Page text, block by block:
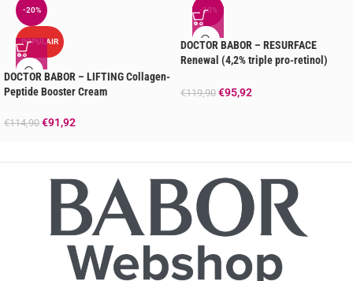
-20%
POPULAIR
DOCTOR BABOR – LIFTING Collagen-
Peptide Booster Cream
€114,90 €91,92
-20%
DOCTOR BABOR – RESURFACE
Renewal (4,2% triple pro-retinol)
€119,90 €95,92